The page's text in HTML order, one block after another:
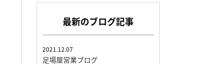
最新のブログ記事
足場屋営業ブログ
2021.12.07